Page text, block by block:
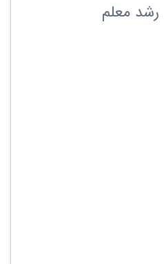
رشد معلم